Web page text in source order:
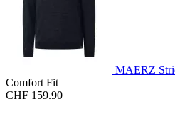
MAERZ
Comfort Fit
CHF 159.90